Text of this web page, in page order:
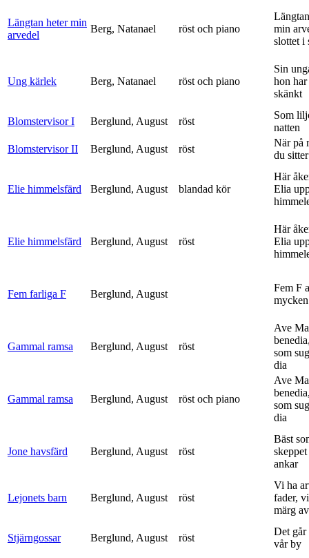
Längtan heter min
arvedel
Berg, Natanael röst och piano
min
slottet i
Ung kärlek Berg, Natanael röst och piano
Sin
hon
skänkt
Blomstervisor I Berglund, August röst
Som
natten
Blomstervisor II
Berglund, August röst
När på
du sitter
Elie himmelsfärd Berglund, August blandad kör
Här
Elia
Elie himmelsfärd Berglund, August röst
Här
Elia
Fem farliga F Berglund, August
Fem F
Gammal ramsa Berglund, August röst
Ave
som
dia
Gammal ramsa Berglund, August röst och piano
Ave
som
dia
Jone havsfärd Berglund, August röst
Bäst
ankar
Lejonets barn Berglund, August röst
Vi ha
fader,
märg
Stjärngossar Berglund, August röst
Det går
vår by